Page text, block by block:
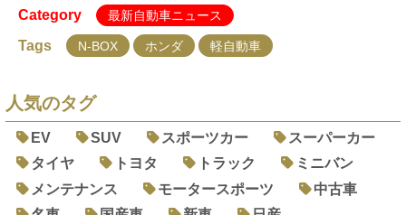
Category 最新自動車ニュース
Tags N-BOX ホンダ 軽自動車
人気のタグ
EV SUV スポーツカー
スーパーカー
タイヤ
トヨタ トラック
ミニバン
メンテナンス
モータースポーツ
中古車